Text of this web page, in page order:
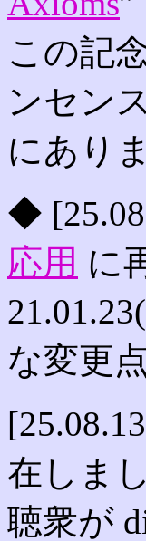
この記
ンセン
にあり
◆
応用 に
な変更
在しま
聴衆が